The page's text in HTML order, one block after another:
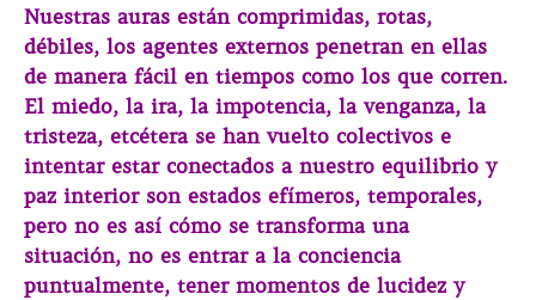
Nuestras auras están comprimidas, rotas,
débiles, los agentes externos penetran en ellas
de manera fácil en tiempos como los que corren.
El miedo, la ira, la impotencia, la venganza, la
tristeza, etcétera se han vuelto colectivos e
intentar estar conectados a nuestro equilibrio y
paz interior son estados efímeros, temporales,
pero no es así cómo se transforma una
situación, no es entrar a la conciencia
puntualmente, tener momentos de lucidez y